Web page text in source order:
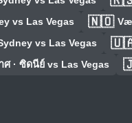
vs Las Vegas 🇳🇴
vs Las Vegas
ศ · ซิดนีย์ vs Las Vegas